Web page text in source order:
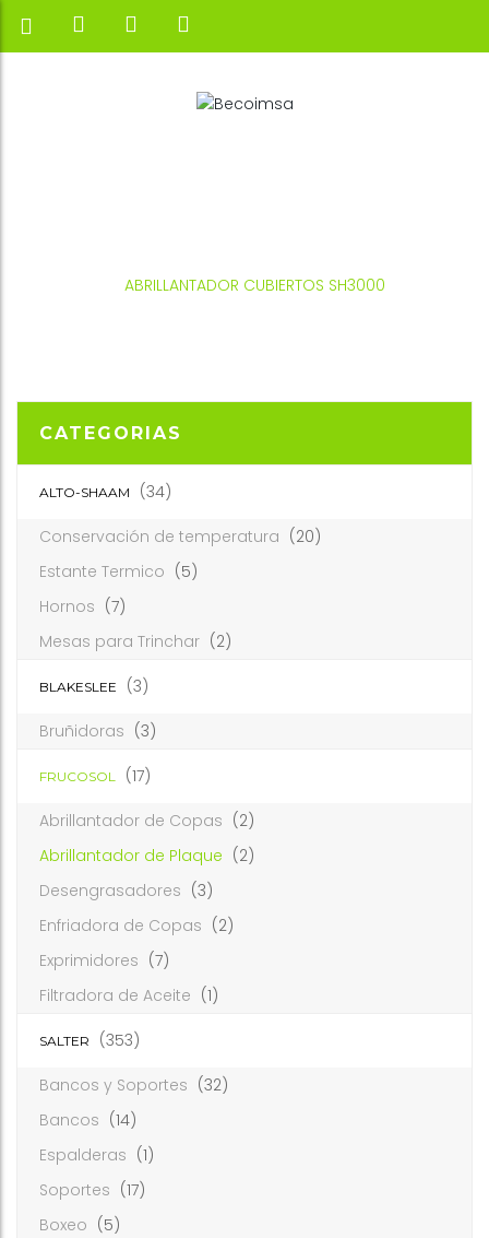
ABRILLANTADOR CUBIERTOS SH3000
CATEGORIAS
ALTO-SHAAM (34)
Conservación de temperatura (20)
Estante Termico (5)
Hornos (7)
Mesas para Trinchar (2)
BLAKESLEE (3)
Bruñidoras (3)
FRUCOSOL (17)
Abrillantador de Copas (2)
Abrillantador de Plaque (2)
Desengrasadores (3)
Enfriadora de Copas (2)
Exprimidores (7)
Filtradora de Aceite (1)
SALTER (353)
Bancos y Soportes (32)
Bancos (14)
Espalderas (1)
Soportes (17)
Boxeo (5)